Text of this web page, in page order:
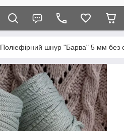
Поліефірний шнур "Барва" 5 мм без